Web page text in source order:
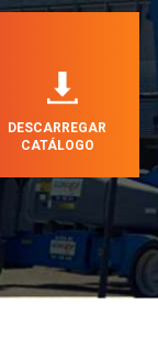
DESCARREGAR
CATÁLOGO